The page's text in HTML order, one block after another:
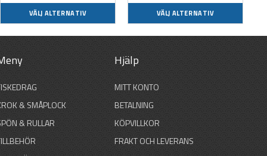
VÄLJ ALTERNATIV VÄLJ ALTERNATIV
& SMÅPLOCK
& RULLAR
Hjälp
MITT KONTO
BETALNING
KÖPVILLKOR
FRAKT OCH LEVERANS